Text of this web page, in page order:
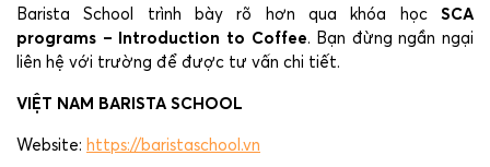
Barista School trình bày rõ hơn qua khóa học SCA
programs – Introduction to Coffee. Bạn đừng ngần ngại
liên hệ với trường để được tư vấn chi tiết.
VIỆT NAM BARISTA SCHOOL
Website: https://baristaschool.vn